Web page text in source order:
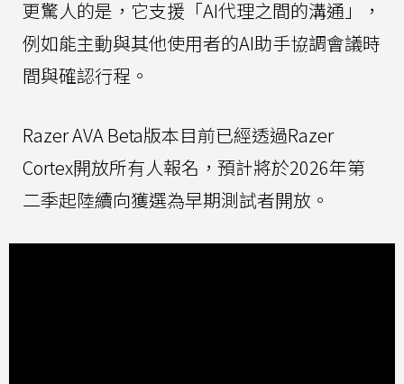
更驚人的是，它支援「AI代理之間的溝通」，
例如能主動與其他使用者的AI助手協調會議時
間與確認行程。
Razer AVA Beta版本目前已經透過Razer
Cortex開放所有人報名，預計將於2026年第
二季起陸續向獲選為早期測試者開放。